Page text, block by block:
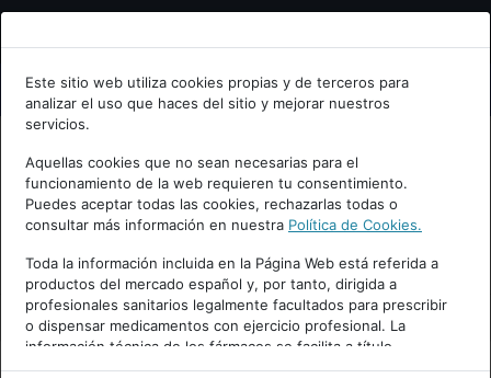
Bienvenid@ a psiquiatria.com
Escribe tu Email
Accede o regístrate con tu email.
Cancelar
Este sitio web utiliza cookies propias y de terceros para
analizar el uso que haces del sitio y mejorar nuestros
servicios.
Aquellas cookies que no sean necesarias para el
funcionamiento de la web requieren tu consentimiento.
Puedes aceptar todas las cookies, rechazarlas todas o
consultar más información en nuestra Política de Cookies.
Toda la información incluida en la Página Web está referida a
productos del mercado español y, por tanto, dirigida a
profesionales sanitarios legalmente facultados para prescribir
o dispensar medicamentos con ejercicio profesional. La
información técnica de los fármacos se facilita a título
meramente informativo, siendo responsabilidad de los